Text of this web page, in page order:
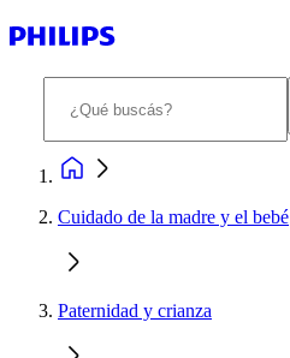
Cuidado de la madre y el bebé
Paternidad y crianza